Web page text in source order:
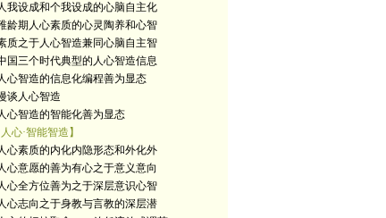
我设成和个我设成的心脑自主化
龄期人心素质的心灵陶养和心智
质之于人心智造兼同心脑自主智
国三个时代典型的人心智造信息
心智造的信息化编程善为显态
谈人心智造
心智造的智能化善为显态
人心·智能智造】
心素质的内化内隐形态和外化外
心意愿的善为有心之于意义意向
心全方位善为之于深层意识心智
心志向之于身教与言教的深层潜